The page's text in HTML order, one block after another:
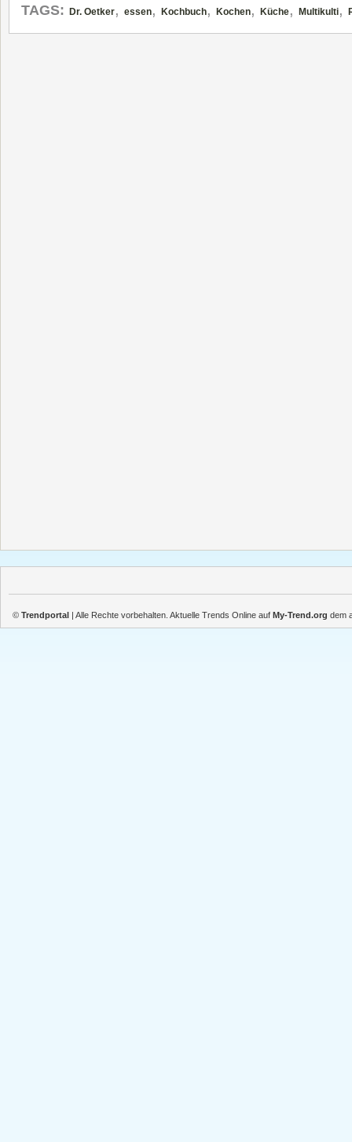
TAGS: Dr. Oetker, essen, Kochbuch, Kochen, Küche, Multikulti,
© Trendportal | Alle Rechte vorbehalten. Aktuelle Trends Online auf My-Trend.org dem